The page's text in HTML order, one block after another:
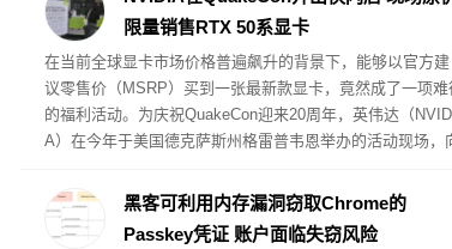
限量销售RTX 50系显卡
在当前全球显卡市场价格普遍飙升的背景下，能够以官方建
议零售价（MSRP）买到一张最新款显卡，竟然成了一项难
的福利活动。为庆祝QuakeCon迎来20周年，英伟达（NVIDI
A）在今年于美国德克萨斯州格雷普韦恩举办的活动现场，
rs Edition）的特权。英伟达将这一现场销售活动命名为“实地
核验优先购（Verified Priority Access IRL）”。
黑客可利用内存漏洞窃取Chrome的
Passkey凭证 账户面临失窃风险